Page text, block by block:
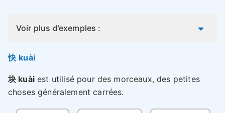
Voir plus d’exemples :
快 kuài
块 kuàiest utilisé pour des morceaux, des petites
choses généralement carrées.